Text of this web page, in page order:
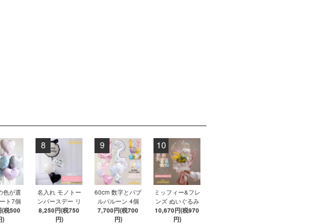
色が選
ト7個
ンブー
せてお
(税500
)
8
名入れ モノトー
ンバースデー リ
ボンバブルブー
ケ 【浮かせてお
8,250円(税750
円)
9
60cm 数字とバブ
ルバルーン 4個
ブーケ 【浮かせ
てお届け】 ヘリ
7,700円(税700
円)
10
ミッフィー&フレ
ンズ ぬいぐるみ
ブーケ アレンジ
メントバルーン
10,670円(税970
円)